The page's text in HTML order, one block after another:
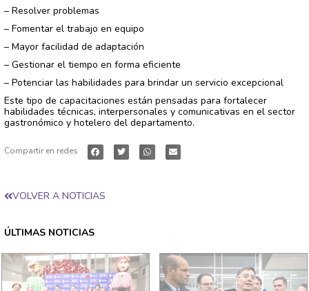
– Resolver problemas
– Fomentar el trabajo en equipo
– Mayor facilidad de adaptación
– Gestionar el tiempo en forma eficiente
– Potenciar las habilidades para brindar un servicio excepcional
Este tipo de capacitaciones están pensadas para fortalecer
habilidades técnicas, interpersonales y comunicativas en el sector
gastronómico y hotelero del departamento.
Compartir en redes
VOLVER A NOTICIAS
ÚLTIMAS NOTICIAS